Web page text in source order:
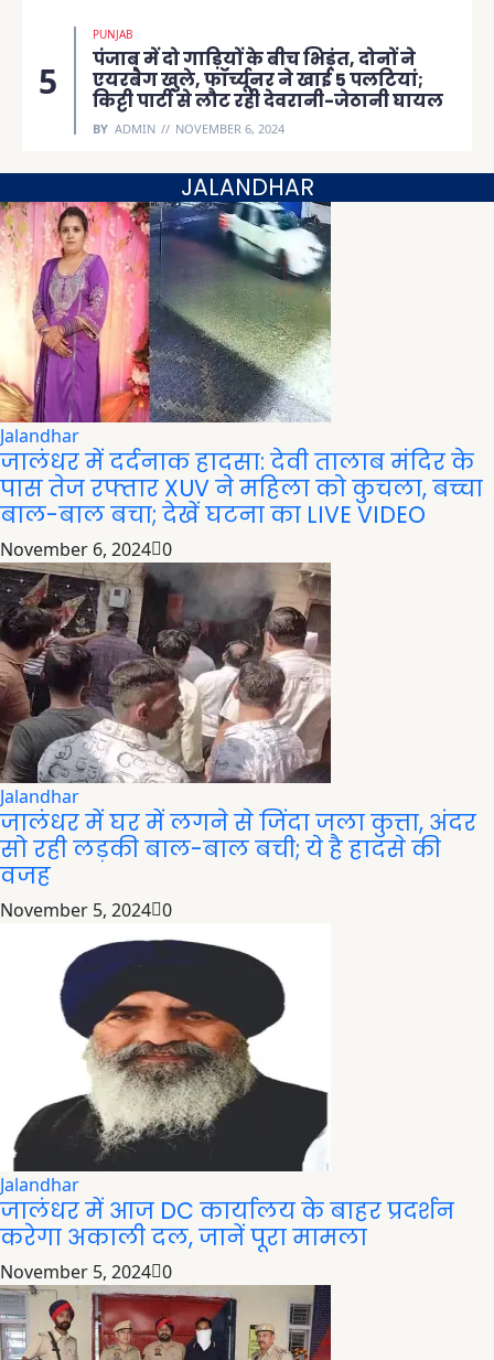
PUNJAB
पंजाब में दो गाड़ियों के बीच भिड़ंत, दोनों ने
एयरबैग खुले, फॉर्च्यूनर ने खाई 5 पलटियां;
किट्टी पार्टी से लौट रही देवरानी-जेठानी घायल
BY ADMIN NOVEMBER 6, 2024
JALANDHAR
Jalandhar
जालंधर में दर्दनाक हादसा: देवी तालाब मंदिर के
पास तेज रफ्तार XUV ने महिला को कुचला, बच्चा
बाल-बाल बचा; देखें घटना का LIVE VIDEO
November 6, 2024 0
Jalandhar
जालंधर में घर में लगने से जिंदा जला कुत्ता, अंदर
सो रही लड़की बाल-बाल बची; ये है हादसे की
वजह
November 5, 2024 0
Jalandhar
जालंधर में आज DC कार्यालय के बाहर प्रदर्शन
करेगा अकाली दल, जानें पूरा मामला
November 5, 2024 0